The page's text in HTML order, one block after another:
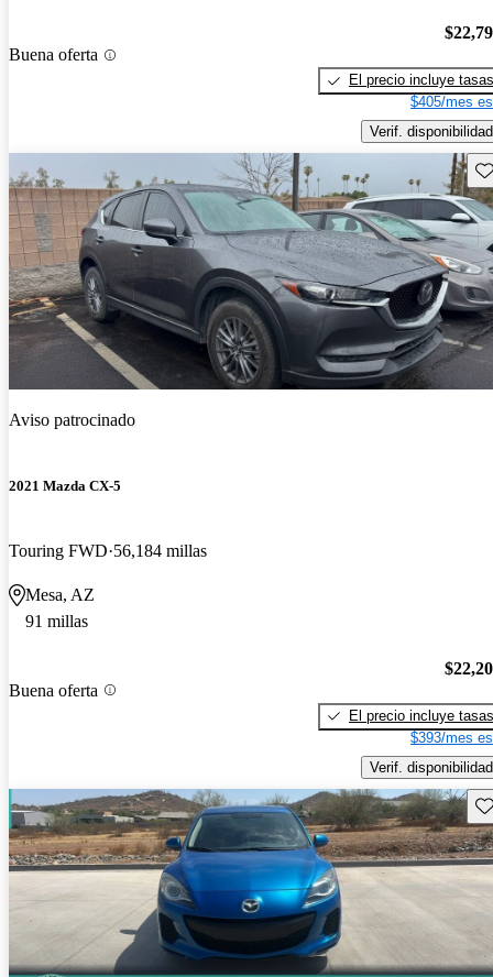
Buena oferta
El precio incluye tasas
$405/mes
Verif. disponibilidad
Aviso patrocinado
2021 Mazda CX-5
Touring FWD 56,184 millas
Mesa, AZ
91 millas
Buena oferta
El precio incluye tasas
$393/mes
Verif. disponibilidad